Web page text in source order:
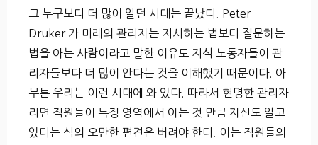
그 누구보다 더 많이 알던 시대는 끝났다. Peter
Druker 가 미래의 관리자는 지시하는 법보다 질문하는
법을 아는 사람이라고 말한 이유도 지식 노동자들이 관
리자들보다 더 많이 안다는 것을 이해했기 때문이다. 아
무튼 우리는 이런 시대에 와 있다. 따라서 현명한 관리자
라면 직원들이 특정 영역에서 아는 것 만큼 자신도 알고
있다는 식의 오만한 편견은 버려야 한다. 이는 직원들의